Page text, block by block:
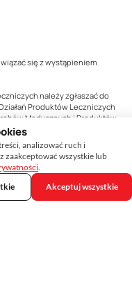
się z wystąpieniem
należy zgłaszać do
Produktów Leczniczych
Medycznych i Produktów
tel. (22) 492-13-01, fax (22)
produktów
produkt, którego zgłoszenie
produktu leczniczego
charakter informacyjny, nie
analizować ruch i
zaakceptować wszystkie lub
.
Akceptuj wszystkie